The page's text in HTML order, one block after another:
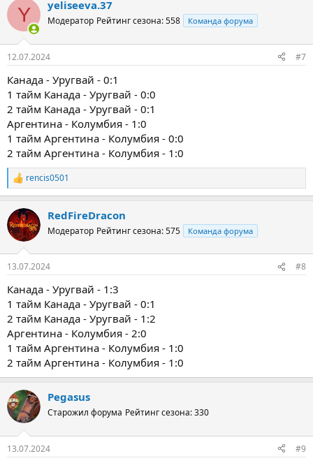
к
и
Y yeliseeva.37
Модератор Рейтинг сезона: 558 Команда форума
12.07.2024 #7
Канада - Уругвай - 0:1
1 тайм Канада - Уругвай - 0:0
2 тайм Канада - Уругвай - 0:1
Аргентина - Колумбия - 1:0
1 тайм Аргентина - Колумбия - 0:0
2 тайм Аргентина - Колумбия - 1:0
Р
е
к
ц
и
rencis0501
RedFireDracon
Модератор Рейтинг сезона: 575 Команда форума
13.07.2024 #8
Канада - Уругвай - 1:3
1 тайм Канада - Уругвай - 0:1
2 тайм Канада - Уругвай - 1:2
Аргентина - Колумбия - 2:0
1 тайм Аргентина - Колумбия - 1:0
2 тайм Аргентина - Колумбия - 1:0
Pegasus
Старожил форума Рейтинг сезона: 330
13.07.2024 #9